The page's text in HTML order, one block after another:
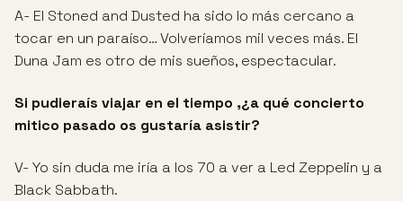
A- El Stoned and Dusted ha sido lo más cercano a
tocar en un paraíso… Volveríamos mil veces más. El
Duna Jam es otro de mis sueños, espectacular.
Si pudieraís viajar en el tiempo ,¿a qué concierto
mitico pasado os gustaría asistir?
V- Yo sin duda me iría a los 70 a ver a Led Zeppelin y a
Black Sabbath.